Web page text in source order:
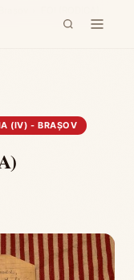
(IV) - BRAȘOV